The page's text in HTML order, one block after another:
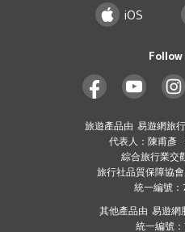
iOS
Follow
旅遊產品由 易遊網旅
代表人：陳甫彥
綜合旅行業交
旅行社品質保障協
統一編號
其他產品由 易遊網
統一編號